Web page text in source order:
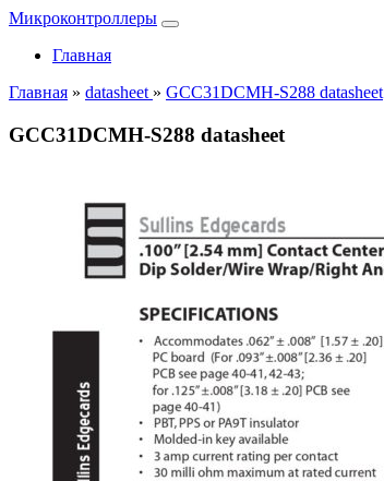
Микроконтроллеры
Главная
Главная » datasheet » GCC31DCMH-S288 datasheet
GCC31DCMH-S288 datasheet